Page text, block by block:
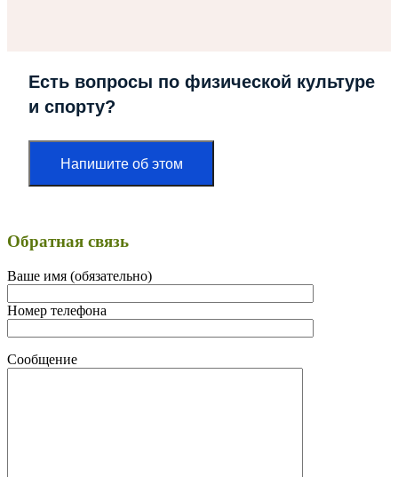
Есть вопросы по физической культуре
и спорту?
Напишите об этом
Обратная связь
Ваше имя (обязательно)
Номер телефона
Сообщение